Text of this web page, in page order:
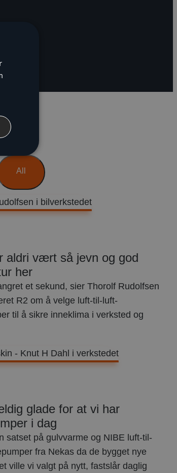
All
aldri vært så jevn og god
her
et sekund, sier Thorolf Rudolfsen
R2 om å velge luft-til-luft-
til å sikre inneklima i verksted og
glade for at vi har
i dag
satset på gulvvarme og NIBE luft-til-
fra Nekas da de bygget nye
ville vi valgt på nytt, fastslår daglig